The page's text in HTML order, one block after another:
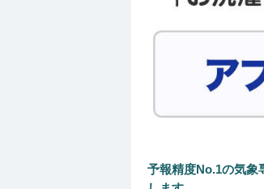
予報精度No.1の気象